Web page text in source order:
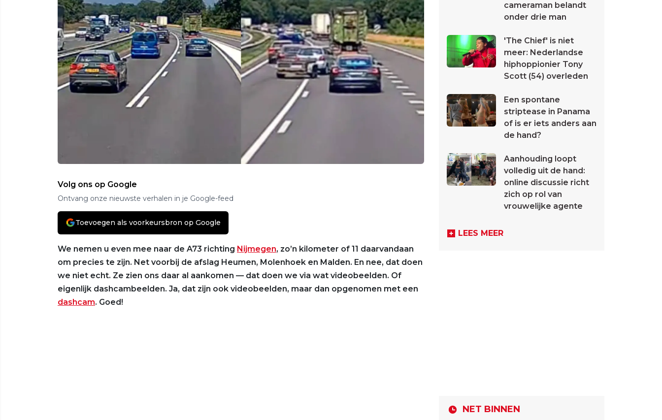
Volg ons op Google
Ontvang onze nieuwste verhalen in je Google-feed
Toevoegen als voorkeursbron op Google
We nemen u even mee naar de A73 richting Nijmegen, zo’n kilometer of 11 daarvandaan
om precies te zijn. Net voorbij de afslag Heumen, Molenhoek en Malden. En nee, dat doen
we niet echt. Ze zien ons daar al aankomen — dat doen we via wat videobeelden. Of
eigenlijk dashcambeelden. Ja, dat zijn ook videobeelden, maar dan opgenomen met een
dashcam. Goed!
cameraman belandt
onder drie man
'The Chief' is niet
meer: Nederlandse
hiphoppionier Tony
Scott (54) overleden
Een spontane
striptease in Panama
of is er iets anders aan
de hand?
Aanhouding loopt
volledig uit de hand:
online discussie richt
zich op rol van
vrouwelijke agente
LEES MEER
NET BINNEN